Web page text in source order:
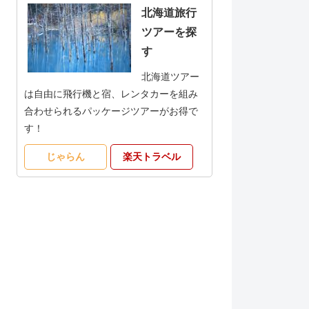
北海道旅行
ツアーを探
す
北海道ツアー
は自由に飛行機と宿、レンタカーを組み
合わせられるパッケージツアーがお得で
す！
じゃらん 楽天トラベル